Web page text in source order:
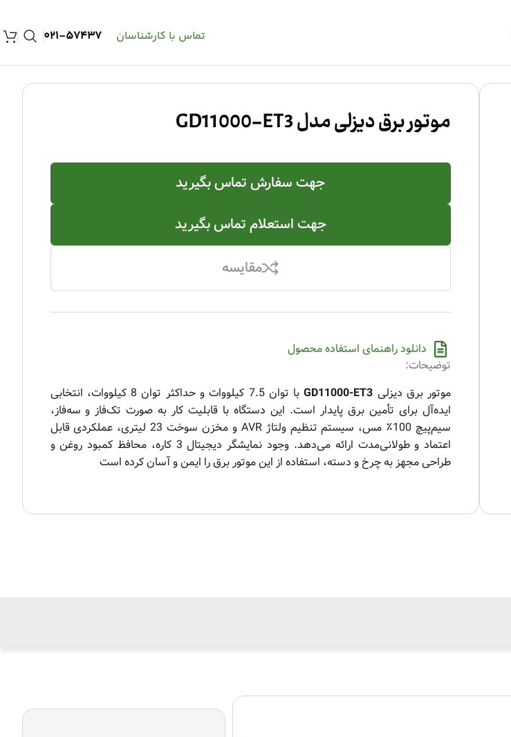
تماس با کارشناسان 57437-021
موتور برق دیزلی مدل GD11000-ET3
جهت سفارش تماس بگیرید
جهت استعلام تماس بگیرید
مقایسه
دانلود راهنمای استفاده محصول
توضیحات:
موتور برق دیزلی GD11000-ET3
با توان 7.5 کیلووات و حداکثر توان 8 کیلووات، انتخابی
ایده‌آل برای تأمین برق پایدار است. این دستگاه با قابلیت کار به صورت تک‌فاز و سه‌فاز،
سیم‌پیچ 100٪ مس، سیستم تنظیم ولتاژ AVR و مخزن سوخت 23 لیتری، عملکردی قابل
اعتماد و طولانی‌مدت ارائه می‌دهد. وجود نمایشگر دیجیتال 3 کاره، محافظ کمبود روغن و
طراحی مجهز به چرخ و دسته، استفاده از این موتور برق را ایمن و آسان کرده است